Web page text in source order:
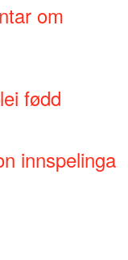
om
fødd
innspelinga